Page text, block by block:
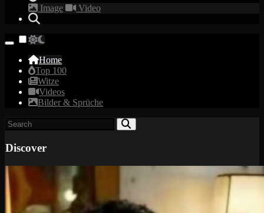
Image Video
Home
Top 100
Witze
Videos
Bilder & Sprüche
Discover